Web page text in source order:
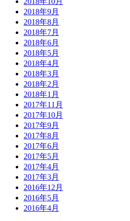
2018年9月
2018年8月
2018年7月
2018年6月
2018年5月
2018年4月
2018年3月
2018年2月
2018年1月
2017年11月
2017年10月
2017年9月
2017年8月
2017年6月
2017年5月
2017年4月
2017年3月
2016年12月
2016年5月
2016年4月